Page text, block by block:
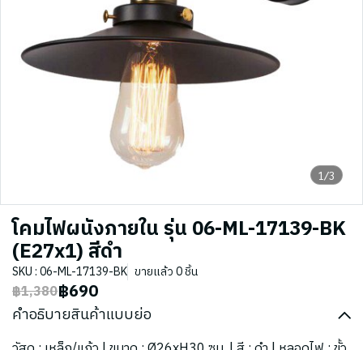
1/3
โคมไฟผนังภายใน รุ่น 06-ML-17139-BK
(E27x1) สีดำ
SKU : 06-ML-17139-BK ขายแล้ว 0 ชิ้น
฿1,380฿690
คำอธิบายสินค้าแบบย่อ